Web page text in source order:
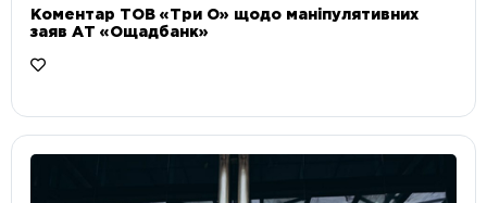
Коментар ТОВ «Три О» щодо маніпулятивних
заяв АТ «Ощадбанк»